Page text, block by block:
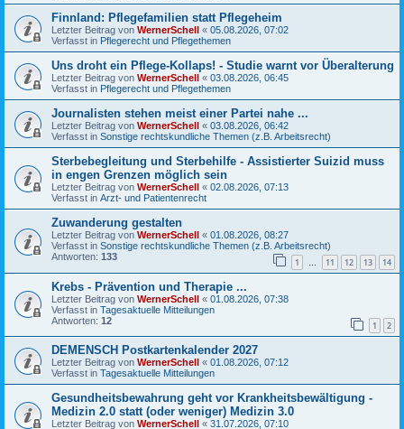
Finnland: Pflegefamilien statt Pflegeheim
Letzter Beitrag von WernerSchell « 05.08.2026, 07:02
Verfasst in Pflegerecht und Pflegethemen
Uns droht ein Pflege-Kollaps! - Studie warnt vor Überalterung
Letzter Beitrag von WernerSchell « 03.08.2026, 06:45
Verfasst in Pflegerecht und Pflegethemen
Journalisten stehen meist einer Partei nahe ...
Letzter Beitrag von WernerSchell « 03.08.2026, 06:42
Verfasst in Sonstige rechtskundliche Themen (z.B. Arbeitsrecht)
Sterbebegleitung und Sterbehilfe - Assistierter Suizid muss
in engen Grenzen möglich sein
Letzter Beitrag von WernerSchell « 02.08.2026, 07:13
Verfasst in Arzt- und Patientenrecht
Zuwanderung gestalten
Letzter Beitrag von WernerSchell « 01.08.2026, 08:27
Verfasst in Sonstige rechtskundliche Themen (z.B. Arbeitsrecht)
Antworten: 133 1 … 11 12 13 14
Krebs - Prävention und Therapie ...
Letzter Beitrag von WernerSchell « 01.08.2026, 07:38
Verfasst in Tagesaktuelle Mitteilungen
Antworten: 12 1 2
DEMENSCH Postkartenkalender 2027
Letzter Beitrag von WernerSchell « 01.08.2026, 07:12
Verfasst in Tagesaktuelle Mitteilungen
Gesundheitsbewahrung geht vor Krankheitsbewältigung -
Medizin 2.0 statt (oder weniger) Medizin 3.0
Letzter Beitrag von WernerSchell « 31.07.2026, 07:10